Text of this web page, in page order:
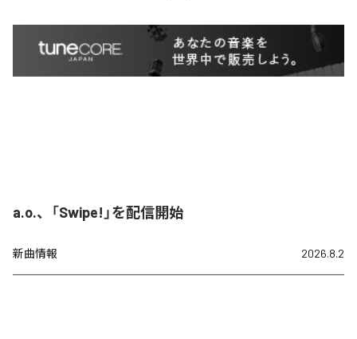
a.o.、「Swipe!」を配信開始
新曲情報 2026.8.2